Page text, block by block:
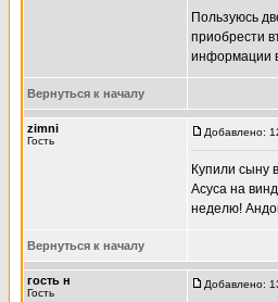
Пользуюсь
приобрести
информации
Вернуться к началу
zimni
Гость
Добавлено:
Купили сыну
Асуса на
неделю!
Вернуться к началу
гость н
Гость
Добавлено: